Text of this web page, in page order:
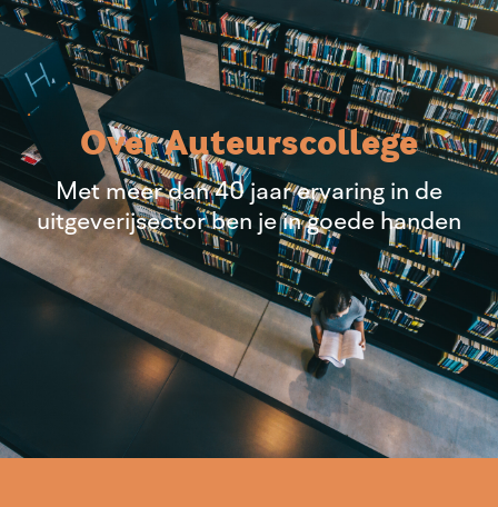
Over Auteurscollege
Met meer dan 40 jaar ervaring in de
uitgeverijsector ben je in goede handen